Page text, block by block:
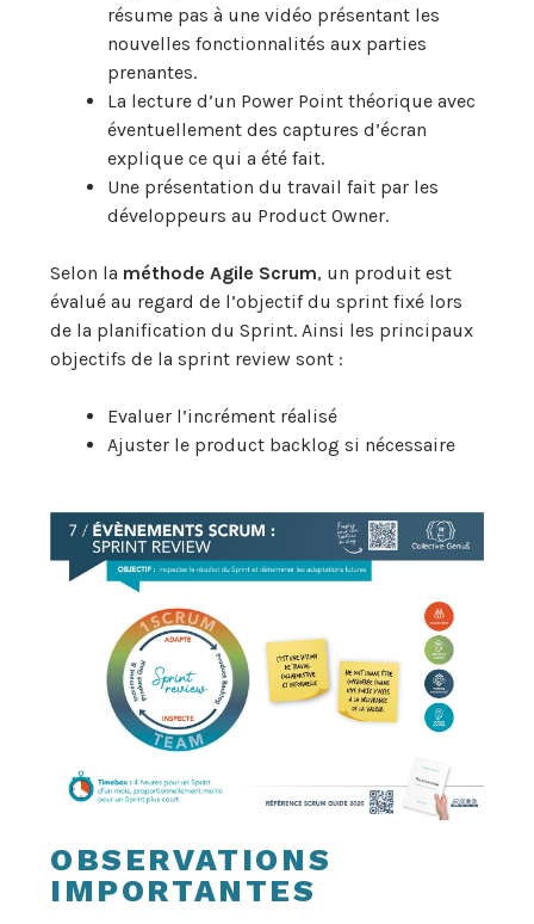
résume pas à une vidéo présentant les
nouvelles fonctionnalités aux parties
prenantes.
La lecture d’un Power Point théorique avec
éventuellement des captures d’écran
explique ce qui a été fait.
Une présentation du travail fait par les
développeurs au Product Owner.
Selon la méthode Agile Scrum, un produit est
évalué au regard de l’objectif du sprint fixé lors
de la planification du Sprint. Ainsi les principaux
objectifs de la sprint review sont :
Evaluer l’incrément réalisé
Ajuster le product backlog si nécessaire
OBSERVATIONS
IMPORTANTES